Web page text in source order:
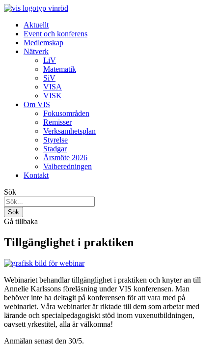
Aktuellt
Event och konferens
Medlemskap
Nätverk
LiV
Matematik
SiV
VISA
VISK
Om VIS
Fokusområden
Remisser
Verksamhetsplan
Styrelse
Stadgar
Årsmöte 2026
Valberedningen
Kontakt
Sök
Gå tillbaka
Tillgänglighet i praktiken
Webinariet behandlar tillgänglighet i praktiken och knyter an till
Annelie Karlssons föreläsning under VIS konferensen. Man
behöver inte ha deltagit på konferensen för att vara med på
webinariet. Våra webinarier är riktade till dem som arbetar med
lärande och specialpedagogiskt stöd inom vuxenutbildningen,
oavsett yrkestitel, alla är välkomna!
Anmälan senast den 30/5.